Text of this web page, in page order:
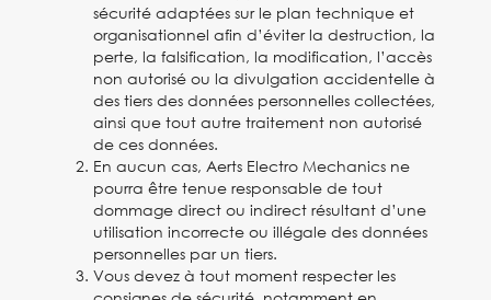
sécurité adaptées sur le plan technique et
organisationnel afin d’éviter la destruction, la
perte, la falsification, la modification, l’accès
non autorisé ou la divulgation accidentelle à
des tiers des données personnelles collectées,
ainsi que tout autre traitement non autorisé
de ces données.
En aucun cas, Aerts Electro Mechanics ne
pourra être tenue responsable de tout
dommage direct ou indirect résultant d’une
utilisation incorrecte ou illégale des données
personnelles par un tiers.
Vous devez à tout moment respecter les